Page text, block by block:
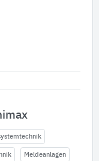
Meldeanlagen